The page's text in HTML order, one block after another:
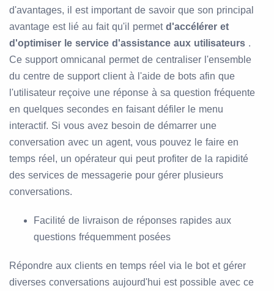
d'avantages, il est important de savoir que son principal
avantage est lié au fait qu'il permet d'accélérer et
d'optimiser le service d'assistance aux utilisateurs .
Ce support omnicanal permet de centraliser l'ensemble
du centre de support client à l'aide de bots afin que
l'utilisateur reçoive une réponse à sa question fréquente
en quelques secondes en faisant défiler le menu
interactif. Si vous avez besoin de démarrer une
conversation avec un agent, vous pouvez le faire en
temps réel, un opérateur qui peut profiter de la rapidité
des services de messagerie pour gérer plusieurs
conversations.
Facilité de livraison de réponses rapides aux
questions fréquemment posées
Répondre aux clients en temps réel via le bot et gérer
diverses conversations aujourd'hui est possible avec ce